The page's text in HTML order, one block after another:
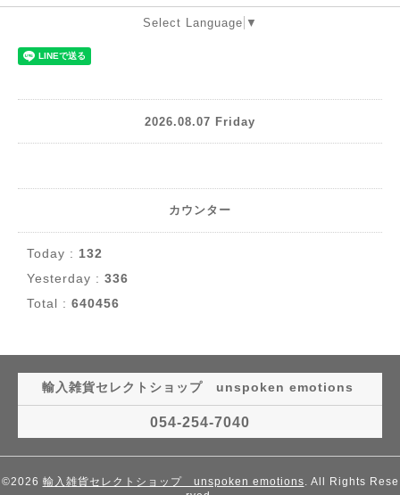
Select Language ▼
2026.08.07 Friday
カウンター
Today : 132
Yesterday : 336
Total : 640456
輸入雑貨セレクトショップ unspoken emotions
054-254-7040
©2026 輸入雑貨セレクトショップ unspoken emotions. All Rights Rese